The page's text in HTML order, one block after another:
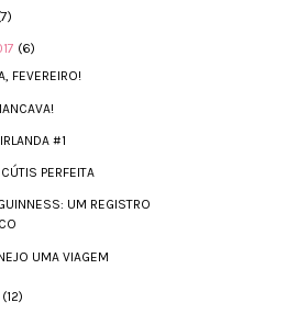
(6)
FEVEREIRO!
#1
PERFEITA
UM REGISTRO
UMA VIAGEM
(12)